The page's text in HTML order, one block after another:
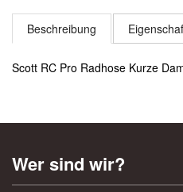
Beschreibung
Scott RC Pro Radhose Kurze
Wer sind wir?